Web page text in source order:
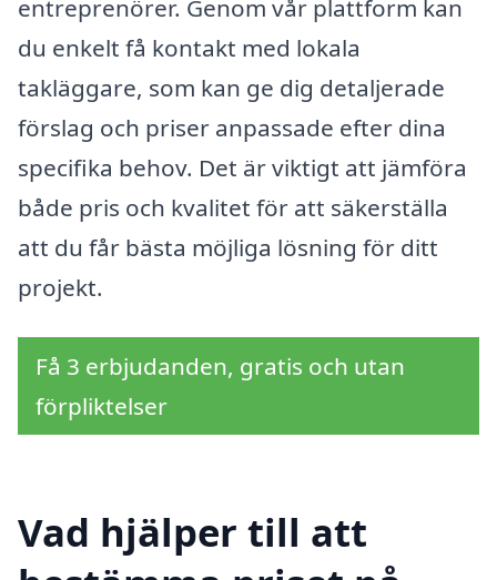
entreprenörer. Genom vår plattform kan
du enkelt få kontakt med lokala
takläggare, som kan ge dig detaljerade
förslag och priser anpassade efter dina
specifika behov. Det är viktigt att jämföra
både pris och kvalitet för att säkerställa
att du får bästa möjliga lösning för ditt
projekt.
Få 3 erbjudanden, gratis och utan
förpliktelser
Vad hjälper till att